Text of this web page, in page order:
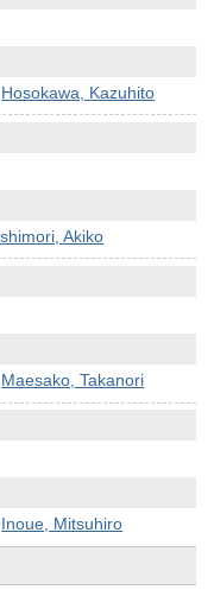
Hosokawa, Kazuhito
Akiko
Maesako, Takanori
Inoue, Mitsuhiro